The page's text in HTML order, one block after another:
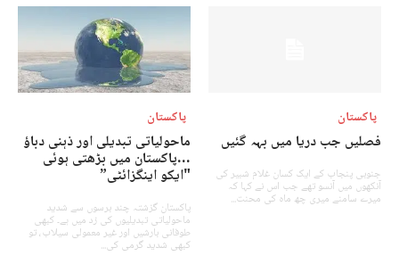
پاکستان
فصلیں جب دریا میں بہہ گئیں
جنوبی پنجاب کے ایک کسان غلام شبیر کی
آنکھوں میں آنسو تھے جب اس نے کہا کہ
میرے سامنے میری چھ ماہ کی محنت...
پاکستان
ماحولیاتی تبدیلی اور ذہنی دباؤ
…پاکستان میں بڑھتی ہوئی
"ایکو اینگزائٹی”
پاکستان گزشتہ چند برسوں سے شدید
ماحولیاتی تبدیلیوں کی زد میں ہے۔ کبھی
طوفانی بارشیں اور غیر معمولی سیلاب، تو
کبھی شدید گرمی کی...